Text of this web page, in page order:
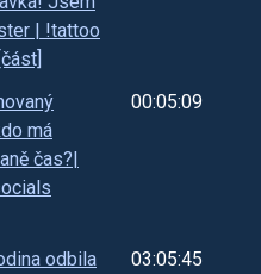
| !tattoo
má
čas?|
00:05:09
odbila
03:05:45